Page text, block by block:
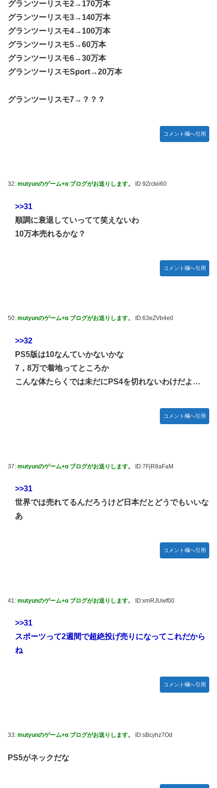
グランツーリスモ2→170万本
グランツーリスモ3→140万本
グランツーリスモ4→100万本
グランツーリスモ5→60万本
グランツーリスモ6→30万本
グランツーリスモSport→20万本
グランツーリスモ7→？？？
コメント欄へ引用
32: mutyunのゲーム+α ブログがお送りします。 ID:9Zrckii60
>>31
順調に衰退していってて笑えないわ
10万本売れるかな？
コメント欄へ引用
50: mutyunのゲーム+α ブログがお送りします。 ID:63eZVb4e0
>>32
PS5版は10なんていかないかな
7，8万で着地ってところか
こんな体たらくでは未だにPS4を切れないわけだよ…
コメント欄へ引用
37: mutyunのゲーム+α ブログがお送りします。 ID:7FjR8aFaM
>>31
世界では売れてるんだろうけど日本だとどうでもいいな
あ
コメント欄へ引用
41: mutyunのゲーム+α ブログがお送りします。 ID:xmRJUwf00
>>31
スポーツって2週間で超絶投げ売りになってこれだから
ね
コメント欄へ引用
33: mutyunのゲーム+α ブログがお送りします。 ID:sBcyhz7Od
PS5がネックだな